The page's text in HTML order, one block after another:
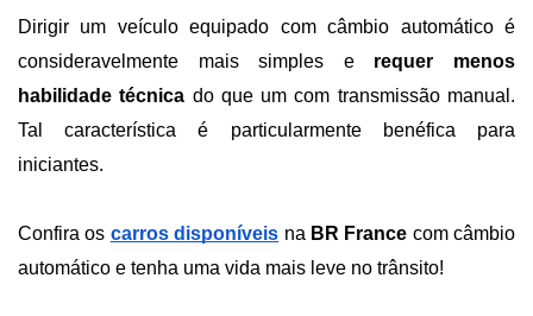
Dirigir um veículo equipado com câmbio automático é
consideravelmente mais simples e requer menos
habilidade técnica do que um com transmissão manual.
Tal característica é particularmente benéfica para
iniciantes.
Confira os carros disponíveis na BR France com câmbio
automático e tenha uma vida mais leve no trânsito!